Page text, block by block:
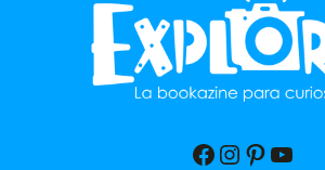
Facebook
Instagram